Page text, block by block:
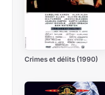
Crimes et délits (1990)